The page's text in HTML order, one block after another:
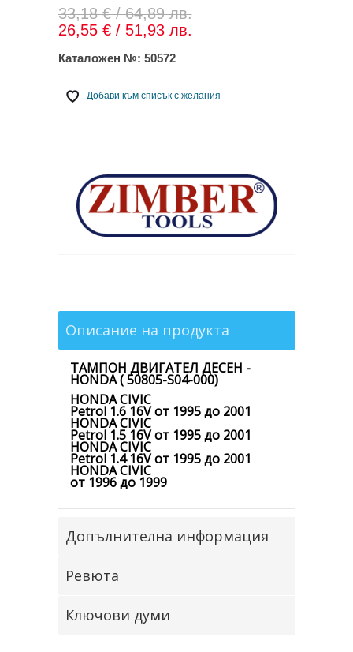
33,18 € / 64,89 лв.
26,55 € / 51,93 лв.
Каталожен №: 50572
Добави към списък с желания
Описание на продукта
ТАМПОН ДВИГАТЕЛ ДЕСЕН -
HONDA ( 50805-S04-000)
HONDA CIVIC
Petrol 1.6 16V от 1995 до 2001
HONDA CIVIC
Petrol 1.5 16V от 1995 до 2001
HONDA CIVIC
Petrol 1.4 16V от 1995 до 2001
HONDA CIVIC
от 1996 до 1999
Допълнителна информация
Ревюта
Ключови думи